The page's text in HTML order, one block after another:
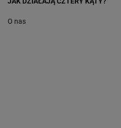
O nas